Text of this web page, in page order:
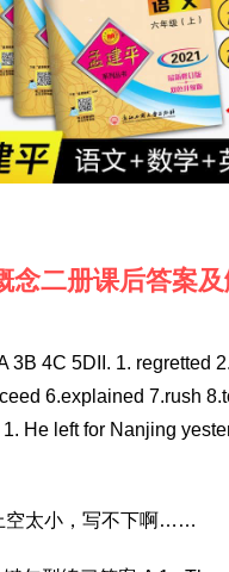
念二册课后答案
3B 4C 5DII. 1. regretted
6.explained 7.rush
He left for Nanjing
空太小，写不下啊……